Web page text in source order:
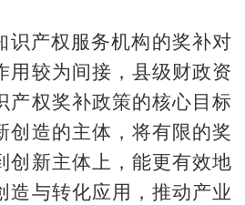
识产权服务机构的奖补对
用较为间接，县级财政资
产权奖补政策的核心目标
创造的主体，将有限的奖
创新主体上，能更有效地
造与转化应用，推动产业